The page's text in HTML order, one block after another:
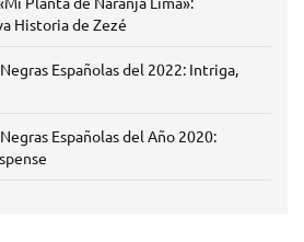
Historia de Zezé
Españolas del 2022: Intriga,
Españolas del Año 2020: